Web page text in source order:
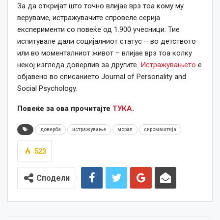
За да откријат што точно влијае врз тоа кому му
веруваме, истражувачите спровеле серија
експерименти со повеќе од 1.900 учесници. Тие
испитувале дали социјалниот статус – во детството
или во моменталниот живот – влијае врз тоа колку
некој изгледа доверлив за другите. Истражувањето е
објавено во списанието Journal of Personality and
Social Psychology.
Повеќе за ова прочитајте ТУКА.
доверба истражување морал сиромаштија
523
Сподели